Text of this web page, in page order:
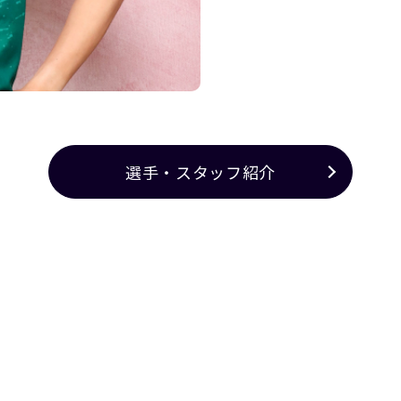
選手・スタッフ紹介